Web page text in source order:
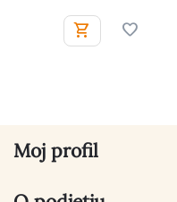
Moj profil